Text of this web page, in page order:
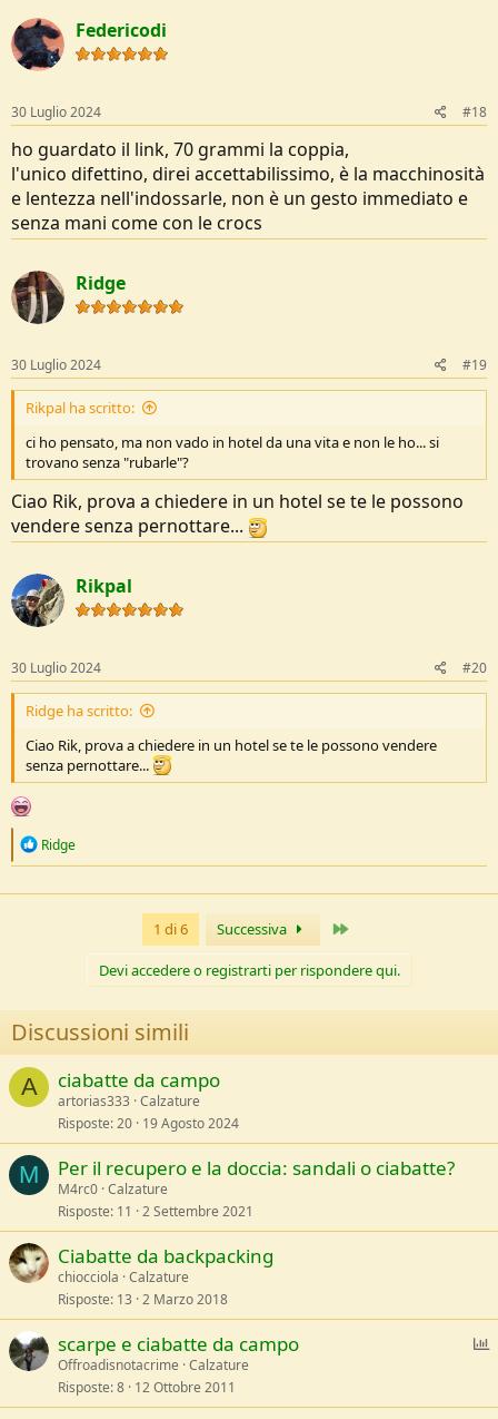
Federicodi
30 Luglio 2024 #18
ho guardato il link, 70 grammi la coppia,
l'unico difettino, direi accettabilissimo, è la macchinosità
e lentezza nell'indossarle, non è un gesto immediato e
senza mani come con le crocs
Ridge
30 Luglio 2024 #19
Rikpal ha scritto:
ci ho pensato, ma non vado in hotel da una vita e non le ho... si
trovano senza "rubarle"?
Ciao Rik, prova a chiedere in un hotel se te le possono
vendere senza pernottare...
Rikpal
30 Luglio 2024 #20
Ridge ha scritto:
Ciao Rik, prova a chiedere in un hotel se te le possono vendere
senza pernottare...
R
c
Ridge
1 di 6 Successiva
Devi accedere o registrarti per rispondere qui.
Discussioni simili
A ciabatte da campo
artorias333 Calzature
Risposte 20 19 Agosto 2024
M Per il recupero e la doccia: sandali o ciabatte?
M4rc0 Calzature
Risposte 11 2 Settembre 2021
Ciabatte da backpacking
chiocciola Calzature
Risposte 13 2 Marzo 2018
S
scarpe e ciabatte da campo
Offroadisnotacrime Calzature
Risposte 8 12 Ottobre 2011